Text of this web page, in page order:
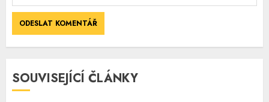
SOUVISEJÍCÍ ČLÁNKY